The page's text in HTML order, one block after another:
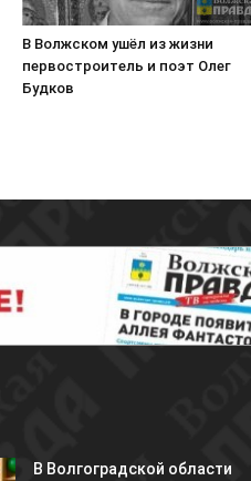
В Волжском ушёл из жизни
первостроитель и поэт Олег
Будков
В Волгоградской области